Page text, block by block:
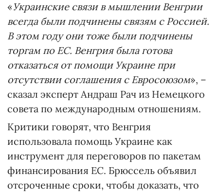
«Украинские связи в мышлении Венгрии
всегда были подчинены связям с Россией.
В этом году они тоже были подчинены
торгам по ЕС. Венгрия была готова
отказаться от помощи Украине при
отсутствии соглашения с Евросоюзом», –
сказал эксперт Андраш Рач из Немецкого
совета по международным отношениям.
Критики говорят, что Венгрия
использовала помощь Украине как
инструмент для переговоров по пакетам
финансирования ЕС. Брюссель объявил
отсроченные сроки, чтобы доказать, что